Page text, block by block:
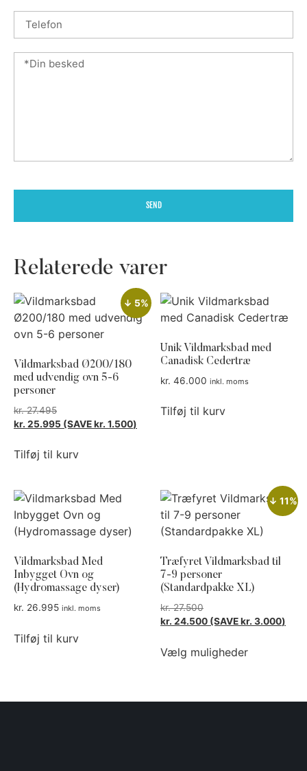
SEND
Relaterede varer
↓ 5%
Vildmarksbad Ø200/180
med udvendig ovn 5-6
personer
kr.27.495
kr. 25.995 (SAVEkr. 1.500)
Tilføj til kurv
Unik Vildmarksbad med
Canadisk Cedertræ
kr. 46.000 inkl. moms
Tilføj til kurv
Vildmarksbad Med
Inbygget Ovn og
(Hydromassage dyser)
kr. 26.995 inkl. moms
Tilføj til kurv
↓ 11%
Træfyret Vildmarksbad til
7-9 personer
(Standardpakke XL)
kr.27.500
kr. 24.500 (SAVEkr. 3.000)
Vælg muligheder